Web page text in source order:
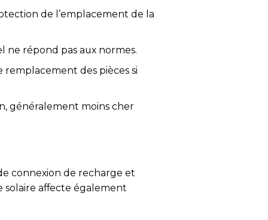
de l’emplacement de la
ne répond pas aux normes.
des pièces si
généralement moins cher
connexion de recharge et
solaire affecte également